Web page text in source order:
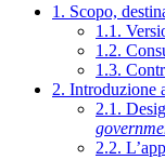
1. Scopo,
1.1.
1.2.
1.3.
2. Introduzione
2.1.
2.2.